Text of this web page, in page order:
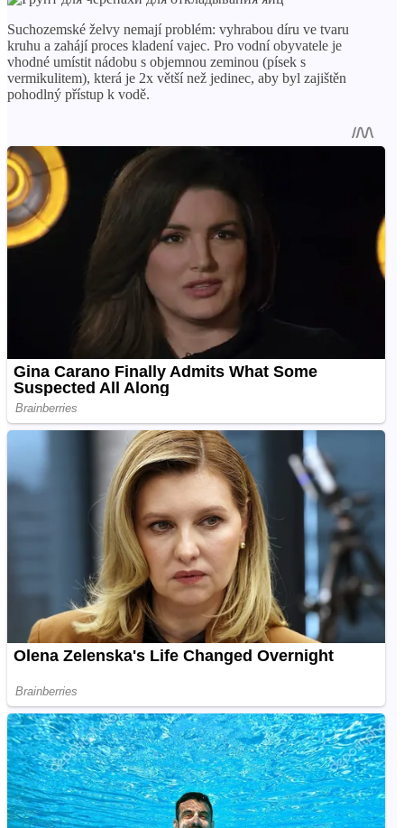
Suchozemské želvy nemají problém: vyhrabou díru ve tvaru
kruhu a zahájí proces kladení vajec. Pro vodní obyvatele je
vhodné umístit nádobu s objemnou zeminou (písek s
vermikulitem), která je 2x větší než jedinec, aby byl zajištěn
pohodlný přístup k vodě.